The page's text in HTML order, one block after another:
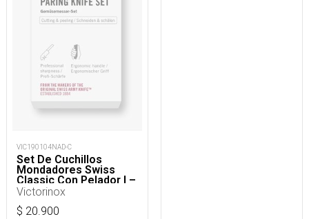
VIC190104NAD-C
Set De Cuchillos
Mondadores Swiss
Classic Con Pelador I –
3 piezas
Victorinox
$ 20.900